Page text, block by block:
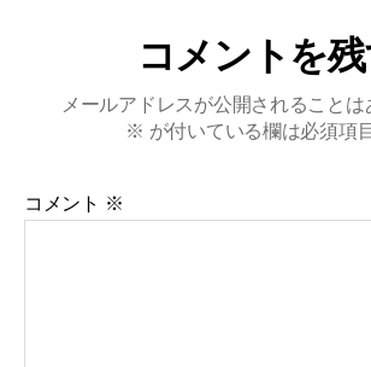
コメントを
メールアドレスが公開されることは
※ が付いている欄は必須項
コメント ※